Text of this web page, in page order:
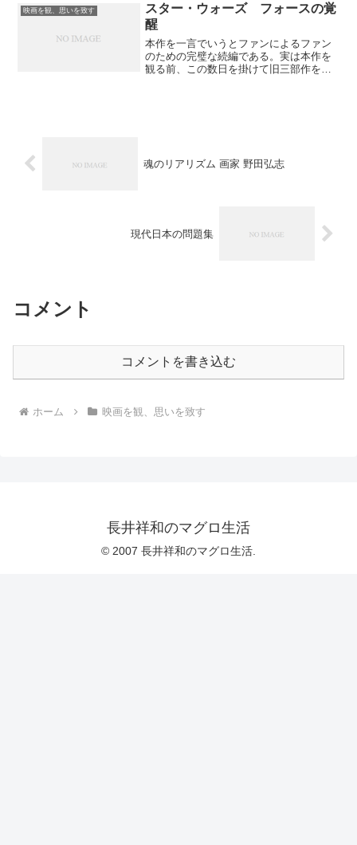
映画を観、思いを致す
スター・ウォーズ フォースの覚
醒
本作を一言でいうとファンによるファン
のための完璧な続編である。実は本作を
観る前、この数日を掛けて旧三部作を全
魂のリアリズム 画家 野田弘志
現代日本の問題集
コメント
コメントを書き込む
ホーム 映画を観、思いを致す
長井祥和のマグロ生活
© 2007 長井祥和のマグロ生活.